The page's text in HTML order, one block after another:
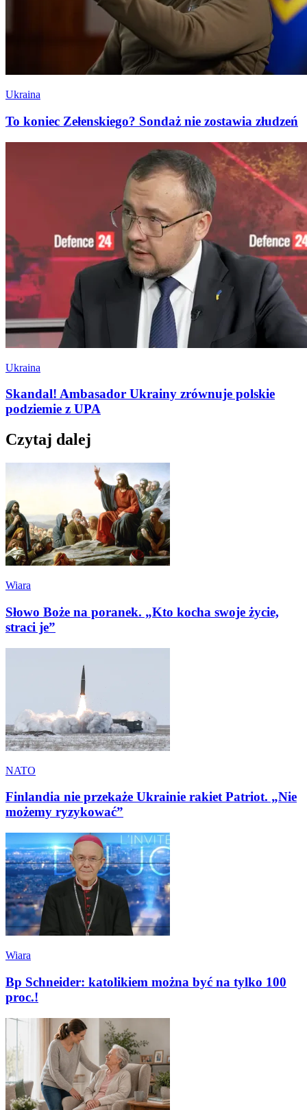
Ukraina
To koniec Zełenskiego? Sondaż nie zostawia złudzeń
Ukraina
Skandal! Ambasador Ukrainy zrównuje polskie
podziemie z UPA
Czytaj dalej
Wiara
Słowo Boże na poranek. „Kto kocha swoje życie,
straci je”
NATO
Finlandia nie przekaże Ukrainie rakiet Patriot. „Nie
możemy ryzykować”
Wiara
Bp Schneider: katolikiem można być na tylko 100
proc.!